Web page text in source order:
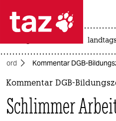
 taz zahl
taz zahl ich
politik
Nord Kommentar DGB-
Kommentar DGB-
Schlimmer